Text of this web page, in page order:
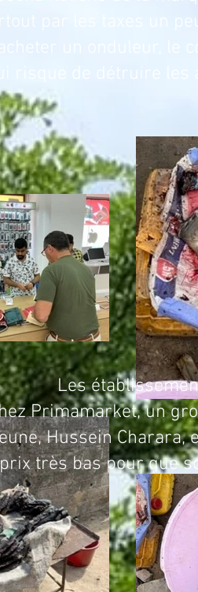
par les taxes un
un onduleur, le
risque de détruire les
Guenin
Primamarket, un
Hussein Charara,
très bas pour que